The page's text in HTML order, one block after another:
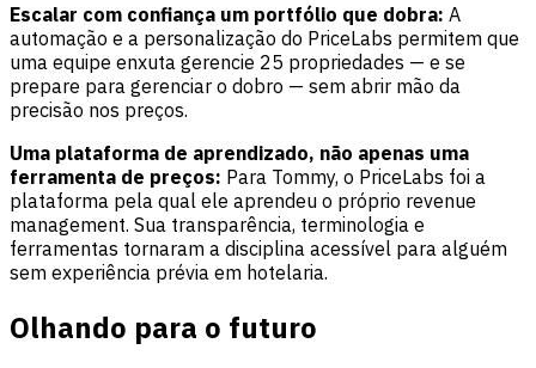
Escalar com confiança um portfólio que dobra: A
automação e a personalização do PriceLabs permitem que
uma equipe enxuta gerencie 25 propriedades — e se
prepare para gerenciar o dobro — sem abrir mão da
precisão nos preços.
Uma plataforma de aprendizado, não apenas uma
ferramenta de preços: Para Tommy, o PriceLabs foi a
plataforma pela qual ele aprendeu o próprio revenue
management. Sua transparência, terminologia e
ferramentas tornaram a disciplina acessível para alguém
sem experiência prévia em hotelaria.
Olhando para o futuro